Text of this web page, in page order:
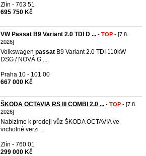
Zlín - 763 51
695 750 Kč
VW Passat B9 Variant 2.0 TDI D ... - TOP - [7.8.
2026]
Volkswagen passat B9 Variant 2.0 TDI 110kW
DSG / NOVÁ G ...
Praha 10 - 101 00
667 000 Kč
ŠKODA OCTAVIA RS III COMBI 2.0 ... - TOP - [7.8.
2026]
Nabízíme k prodeji vůz ŠKODA OCTAVIA ve
vrcholné verzi ...
Zlín - 760 01
299 000 Kč